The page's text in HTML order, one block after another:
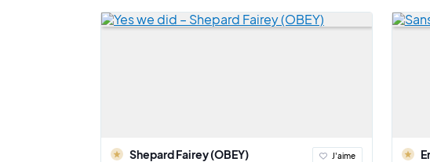
Shepard Fairey (OBEY) J'aime